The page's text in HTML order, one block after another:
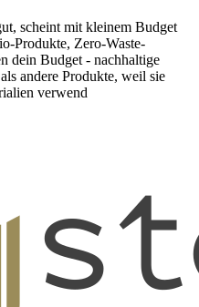
scheint mit kleinem Budget
Produkte, Zero-Waste-
dein Budget - nachhaltige
andere Produkte, weil sie
verwend